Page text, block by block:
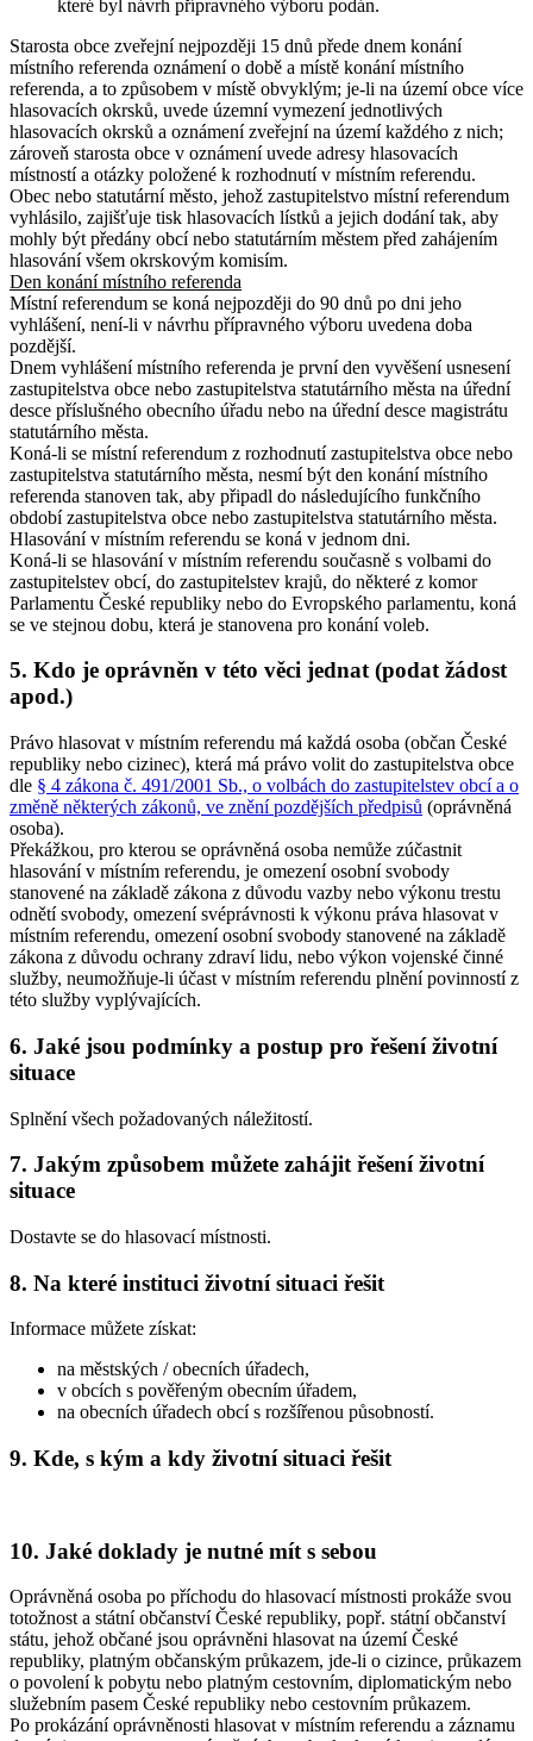
které byl návrh přípravného výboru podán.
Starosta obce zveřejní nejpozději 15 dnů přede dnem konání
místního referenda oznámení o době a místě konání místního
referenda, a to způsobem v místě obvyklým; je-li na území obce více
hlasovacích okrsků, uvede územní vymezení jednotlivých
hlasovacích okrsků a oznámení zveřejní na území každého z nich;
zároveň starosta obce v oznámení uvede adresy hlasovacích
místností a otázky položené k rozhodnutí v místním referendu.
Obec nebo statutární město, jehož zastupitelstvo místní referendum
vyhlásilo, zajišťuje tisk hlasovacích lístků a jejich dodání tak, aby
mohly být předány obcí nebo statutárním městem před zahájením
hlasování všem okrskovým komisím.
Den konání místního referenda
Místní referendum se koná nejpozději do 90 dnů po dni jeho
vyhlášení, není-li v návrhu přípravného výboru uvedena doba
pozdější.
Dnem vyhlášení místního referenda je první den vyvěšení usnesení
zastupitelstva obce nebo zastupitelstva statutárního města na úřední
desce příslušného obecního úřadu nebo na úřední desce magistrátu
statutárního města.
Koná-li se místní referendum z rozhodnutí zastupitelstva obce nebo
zastupitelstva statutárního města, nesmí být den konání místního
referenda stanoven tak, aby připadl do následujícího funkčního
období zastupitelstva obce nebo zastupitelstva statutárního města.
Hlasování v místním referendu se koná v jednom dni.
Koná-li se hlasování v místním referendu současně s volbami do
zastupitelstev obcí, do zastupitelstev krajů, do některé z komor
Parlamentu České republiky nebo do Evropského parlamentu, koná
se ve stejnou dobu, která je stanovena pro konání voleb.
5. Kdo je oprávněn v této věci jednat (podat žádost
apod.)
Právo hlasovat v místním referendu má každá osoba (občan České
republiky nebo cizinec), která má právo volit do zastupitelstva obce
dle § 4 zákona č. 491/2001 Sb., o volbách do zastupitelstev obcí a o
změně některých zákonů, ve znění pozdějších předpisů (oprávněná
osoba).
Překážkou, pro kterou se oprávněná osoba nemůže zúčastnit
hlasování v místním referendu, je omezení osobní svobody
stanovené na základě zákona z důvodu vazby nebo výkonu trestu
odnětí svobody, omezení svéprávnosti k výkonu práva hlasovat v
místním referendu, omezení osobní svobody stanovené na základě
zákona z důvodu ochrany zdraví lidu, nebo výkon vojenské činné
služby, neumožňuje-li účast v místním referendu plnění povinností z
této služby vyplývajících.
6. Jaké jsou podmínky a postup pro řešení životní
situace
Splnění všech požadovaných náležitostí.
7. Jakým způsobem můžete zahájit řešení životní
situace
Dostavte se do hlasovací místnosti.
8. Na které instituci životní situaci řešit
Informace můžete získat:
na městských / obecních úřadech,
v obcích s pověřeným obecním úřadem,
na obecních úřadech obcí s rozšířenou působností.
9. Kde, s kým a kdy životní situaci řešit
10. Jaké doklady je nutné mít s sebou
Oprávněná osoba po příchodu do hlasovací místnosti prokáže svou
totožnost a státní občanství České republiky, popř. státní občanství
státu, jehož občané jsou oprávněni hlasovat na území České
republiky, platným občanským průkazem, jde-li o cizince, průkazem
o povolení k pobytu nebo platným cestovním, diplomatickým nebo
služebním pasem České republiky nebo cestovním průkazem.
Po prokázání oprávněnosti hlasovat v místním referendu a záznamu